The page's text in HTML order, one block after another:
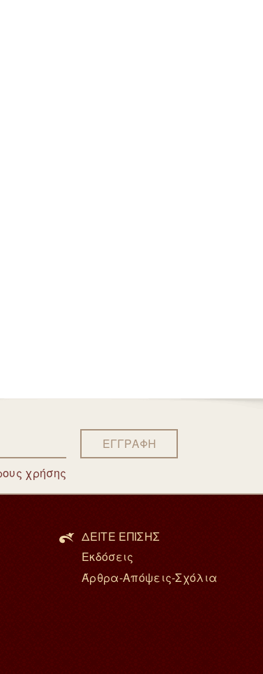
χρήσης
ΕΓΓΡΑΦΗ
ΔΕΙΤΕ ΕΠΙΣΗΣ
Εκδόσεις
Άρθρα-Απόψεις-Σχόλια